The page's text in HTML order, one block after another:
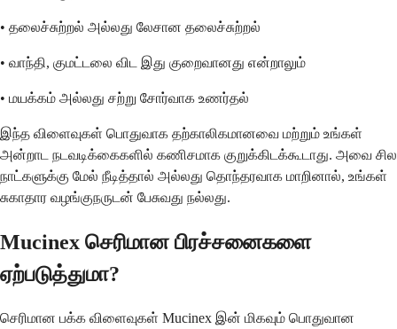
• தலைச்சுற்றல் அல்லது லேசான தலைச்சுற்றல்
• வாந்தி, குமட்டலை விட இது குறைவானது என்றாலும்
• மயக்கம் அல்லது சற்று சோர்வாக உணர்தல்
இந்த விளைவுகள் பொதுவாக தற்காலிகமானவை மற்றும் உங்கள்
அன்றாட நடவடிக்கைகளில் கணிசமாக குறுக்கிடக்கூடாது. அவை சில
நாட்களுக்கு மேல் நீடித்தால் அல்லது தொந்தரவாக மாறினால், உங்கள்
சுகாதார வழங்குநருடன் பேசுவது நல்லது.
Mucinex செரிமான பிரச்சனைகளை
ஏற்படுத்துமா?
செரிமான பக்க விளைவுகள் Mucinex இன் மிகவும் பொதுவான